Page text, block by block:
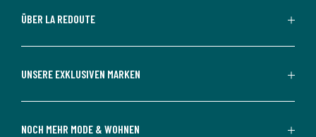
ÜBER LA REDOUTE
UNSERE EXKLUSIVEN MARKEN
NOCH MEHR MODE & WOHNEN